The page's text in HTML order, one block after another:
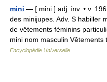
mini — [ mini ] adj. inv. • v.
des minijupes. Adv. S habiller
de vêtements féminins
mini nom masculin
Encyclopédie Universelle